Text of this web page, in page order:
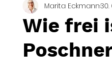
ME EVENTS SPIRIT
SPRICHT
Wie frei
Marita Eckmann30.